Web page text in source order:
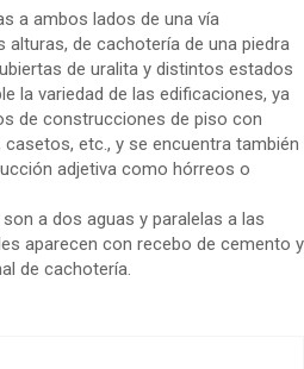
a ambos lados de una vía
alturas, de cachotería de una piedra
de uralita y distintos estados
la variedad de las edificaciones, ya
de construcciones de piso con
etc., y se encuentra también
adjetiva como hórreos o
a dos aguas y paralelas a las
aparecen con recebo de cemento y
de cachotería.